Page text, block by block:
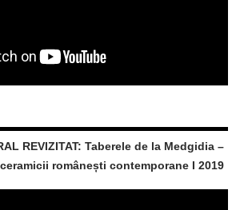
REVIZITAT: Taberele de la Medgidia –
românești contemporane I 2019